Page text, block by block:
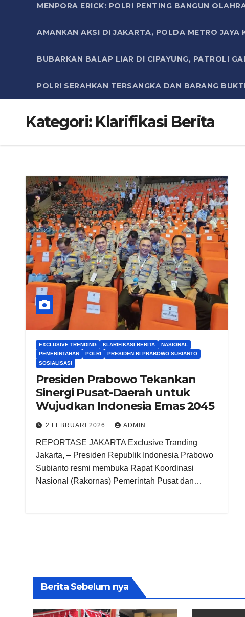
MENPORA ERICK: POLRI PENTING BANGUN
AMANKAN AKSI DI JAKARTA, POLDA METRO JAYA
BUBARKAN BALAP LIAR DI CIPAYUNG, PATROLI
POLRI SERAHKAN TERSANGKA DAN BARANG
Kategori: Klarifikasi Berita
EXCLUSIVE TRENDING KLARIFIKASI BERITA
NASIONAL
PEMERINTAHAN
POLRI
PRESIDEN RI PRABOWO SUBIANTO
SOSIALISASI
Presiden Prabowo Tekankan
Sinergi Pusat-Daerah untuk
Wujudkan Indonesia Emas 2045
2 FEBRUARI 2026 ADMIN
REPORTASE JAKARTA Exclusive Tranding
Jakarta, – Presiden Republik Indonesia Prabowo
Subianto resmi membuka Rapat Koordinasi
Nasional (Rakornas) Pemerintah Pusat dan…
Berita Sebelum nya